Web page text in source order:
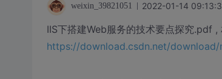
weixin_39821051 2022-01-14
IIS下搭建Web服务的技术要点探究.pdf ,
https://download.csdn.net/